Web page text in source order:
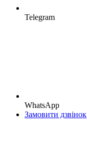
Telegram
WhatsApp
Замовити дзвінок